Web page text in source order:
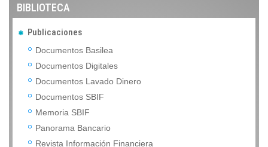
BIBLIOTECA
Publicaciones
Documentos Basilea
Documentos Digitales
Documentos Lavado Dinero
Documentos SBIF
Memoria SBIF
Panorama Bancario
Revista Información Financiera